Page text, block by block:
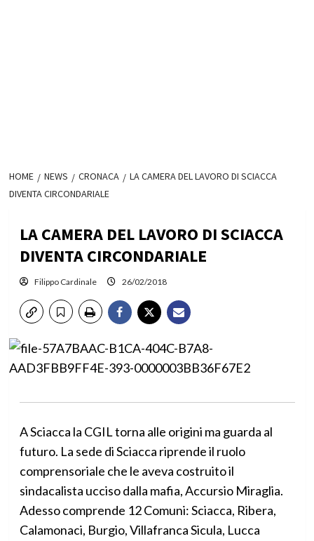
HOME NEWS CRONACA
LA CAMERA DEL LAVORO DI SCIACCA
DIVENTA CIRCONDARIALE
LA CAMERA DEL LAVORO DI SCIACCA
DIVENTA CIRCONDARIALE
Filippo Cardinale 26/02/2018
A Sciacca la CGIL torna alle origini ma guarda al
futuro. La sede di Sciacca riprende il ruolo
comprensoriale che le aveva costruito il
sindacalista ucciso dalla mafia, Accursio Miraglia.
Adesso comprende 12 Comuni: Sciacca, Ribera,
Calamonaci, Burgio, Villafranca Sicula, Lucca